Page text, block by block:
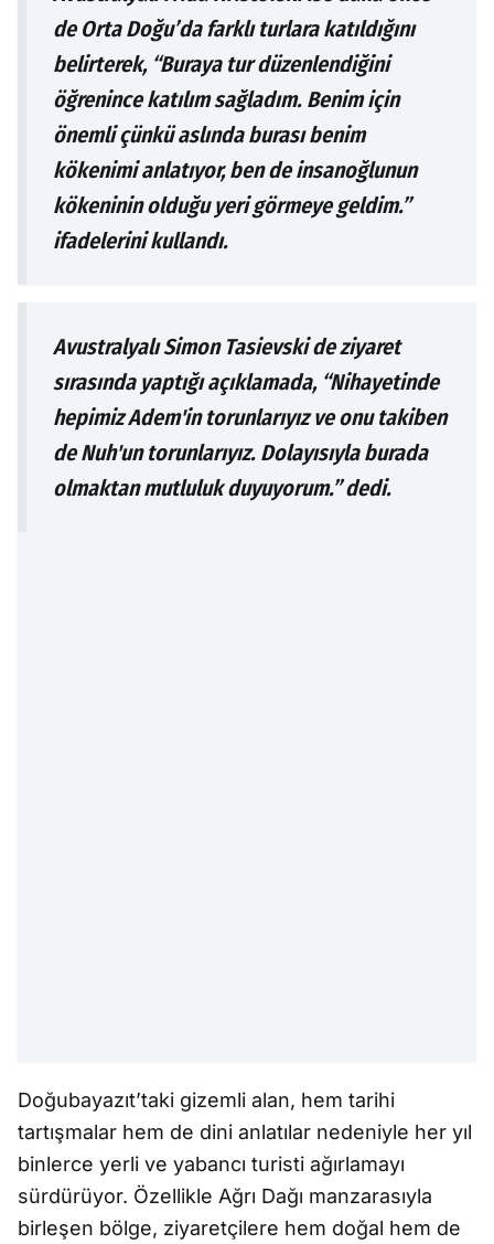
de Orta Doğu’da farklı turlara katıldığını
belirterek, “Buraya tur düzenlendiğini
öğrenince katılım sağladım. Benim için
önemli çünkü aslında burası benim
kökenimi anlatıyor, ben de insanoğlunun
kökeninin olduğu yeri görmeye geldim.”
ifadelerini kullandı.
Avustralyalı Simon Tasievski de ziyaret
sırasında yaptığı açıklamada, “Nihayetinde
hepimiz Adem'in torunlarıyız ve onu takiben
de Nuh'un torunlarıyız. Dolayısıyla burada
olmaktan mutluluk duyuyorum.” dedi.
Doğubayazıt’taki gizemli alan, hem tarihi
tartışmalar hem de dini anlatılar nedeniyle her yıl
binlerce yerli ve yabancı turisti ağırlamayı
sürdürüyor. Özellikle Ağrı Dağı manzarasıyla
birleşen bölge, ziyaretçilere hem doğal hem de